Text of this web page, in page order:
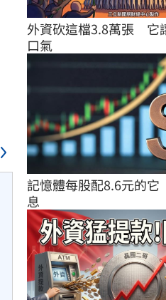
外資砍這檔3.8萬張　它
口氣
記憶體每股配8.6元的它
息